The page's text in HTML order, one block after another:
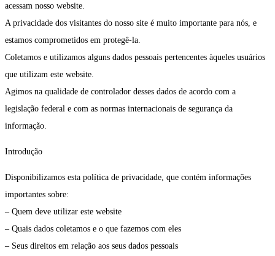
acessam nosso website.
A privacidade dos visitantes do nosso site é muito importante para nós, e
estamos comprometidos em protegê-la.
Coletamos e utilizamos alguns dados pessoais pertencentes àqueles usuários
que utilizam este website.
Agimos na qualidade de controlador desses dados de acordo com a
legislação federal e com as normas internacionais de segurança da
informação.
Introdução
Disponibilizamos esta política de privacidade, que contém informações
importantes sobre:
– Quem deve utilizar este website
– Quais dados coletamos e o que fazemos com eles
– Seus direitos em relação aos seus dados pessoais